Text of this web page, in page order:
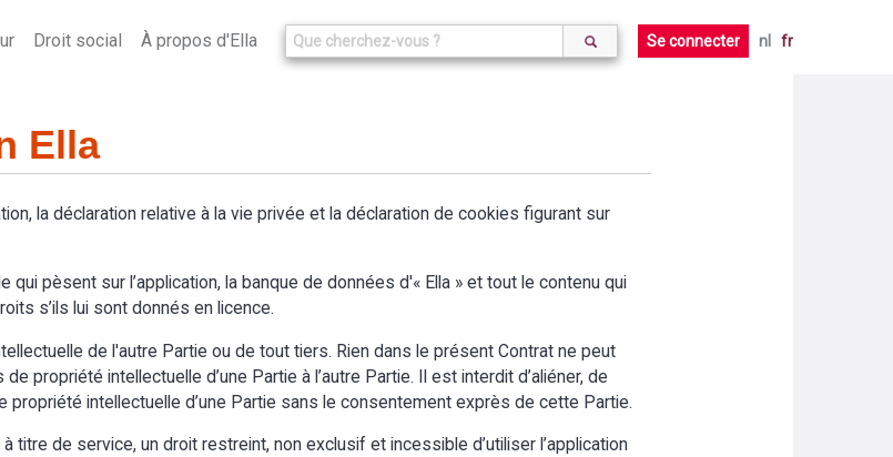
Droit social À propos d'Ella Se connecter nl fr
Ella
la déclaration relative à la vie privée et la déclaration de cookies figurant sur
pèsent sur l’application, la banque de données d'« Ella » et tout le contenu qui
s’ils lui sont donnés en licence.
de l'autre Partie ou de tout tiers. Rien dans le présent Contrat ne peut
propriété intellectuelle d’une Partie à l’autre Partie. Il est interdit d’aliéner, de
intellectuelle d’une Partie sans le consentement exprès de cette Partie.
titre de service, un droit restreint, non exclusif et incessible d’utiliser l’application